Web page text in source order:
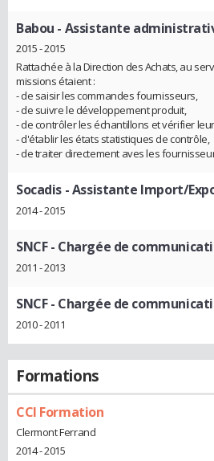
Babou - Assistante
2015 - 2015
Rattachée à la Direction des Achats, au
missions étaient :
- de saisir les commandes fournisseurs,
- de suivre le développement produit,
- de contrôler les échantillons et vérifier
- d'établir les états statistiques de contrôle,
- de traiter directement aves les
Socadis - Assistante Import/
2014 - 2015
SNCF- Chargée de
2011 - 2013
SNCF- Chargée de
2010 - 2011
Formations
CCI Formation
Clermont Ferrand
2014 - 2015